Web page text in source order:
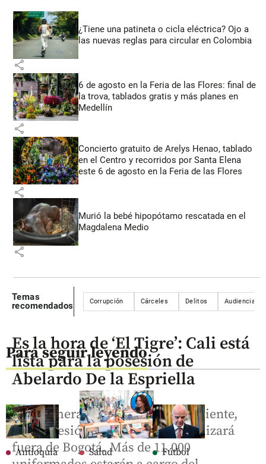
¿Tiene una patineta o cicla eléctrica? Ojo a
las nuevas reglas para circular en Colombia
share
6 de agosto en la Feria de las Flores: final de
la trova, tablados gratis y más planes en
Medellín
share
Concierto gratuito de Arelys Henao, tablado
en el Centro y recorridos por Santa Elena
este 6 de agosto en la Feria de las Flores
share
Murió la bebé hipopótamo rescatada en el
Magdalena Medio
share
Temas
recomendados
Corrupción Cárceles Delitos Audiencia
Para seguir leyendo
Antioquia Salud Fútbol
Es la hora de ‘El Tigre’: Cali está
lista para la posesión de
Abelardo De la Espriella
Por primera vez en la historia reciente,
una posesión presidencial se realizará
fuera de Bogotá. Más de 11.000